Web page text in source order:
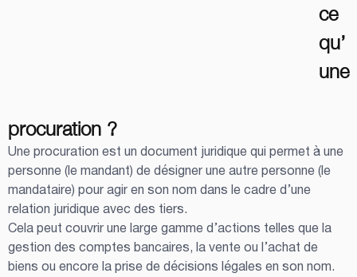
ce
qu’
une
procuration ?
Une procuration est un document juridique qui permet à une
personne (le mandant) de désigner une autre personne (le
mandataire) pour agir en son nom dans le cadre d’une
relation juridique avec des tiers.
Cela peut couvrir une large gamme d’actions telles que la
gestion des comptes bancaires, la vente ou l’achat de
biens ou encore la prise de décisions légales en son nom.